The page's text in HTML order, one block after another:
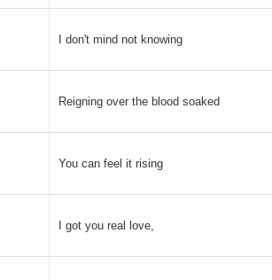
I don't mind not knowing
Reigning over the blood soaked
You can feel it rising
I got you real love,